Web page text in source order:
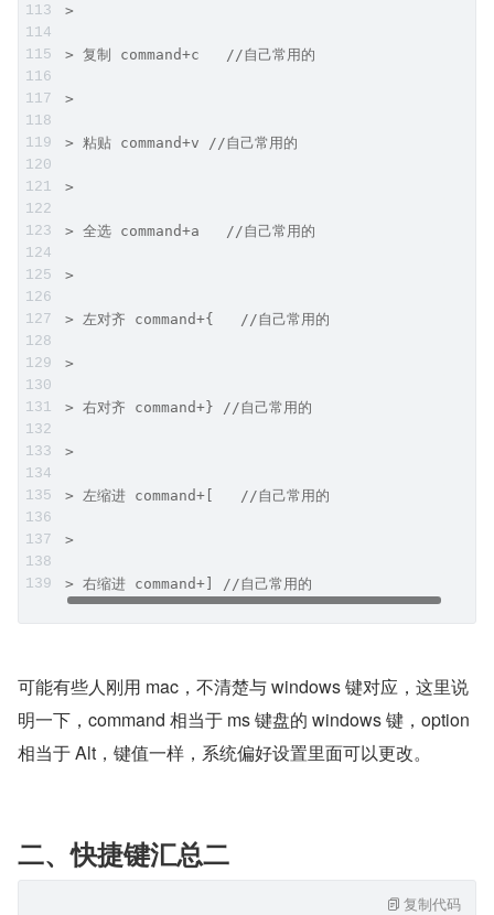
>
> 复制 command+c   //自己常用的
>
> 粘贴 command+v //自己常用的
>
> 全选 command+a   //自己常用的
>
> 左对齐 command+{   //自己常用的
>
> 右对齐 command+} //自己常用的
>
> 左缩进 command+[   //自己常用的
>
> 右缩进 command+] //自己常用的
可能有些人刚用 mac，不清楚与 windows 键对应，这里说
明一下，command 相当于 ms 键盘的 windows 键，option
相当于 Alt，键值一样，系统偏好设置里面可以更改。
二、快捷键汇总二
复制代码